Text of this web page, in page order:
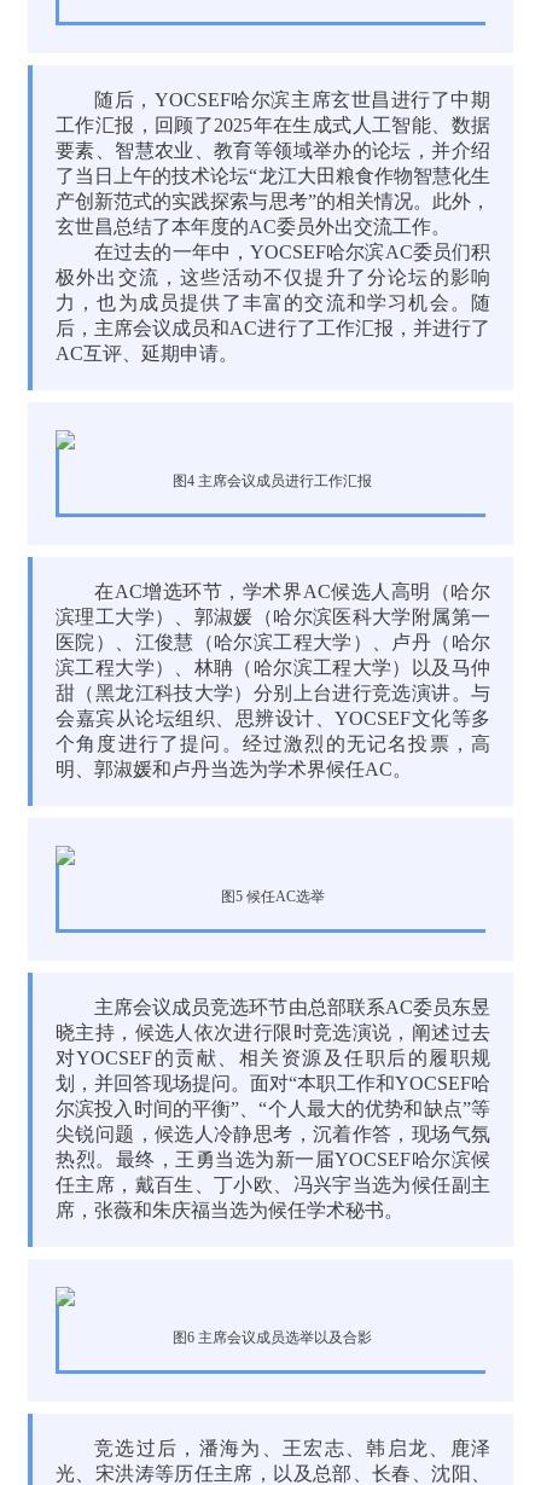
随后，YOCSEF哈尔滨主席玄世昌进行了中期
工作汇报，回顾了2025年在生成式人工智能、数据
要素、智慧农业、教育等领域举办的论坛，并介绍
了当日上午的技术论坛“龙江大田粮食作物智慧化生
产创新范式的实践探索与思考”的相关情况。此外，
玄世昌总结了本年度的AC委员外出交流工作。
在过去的一年中，YOCSEF哈尔滨AC委员们积
极外出交流，这些活动不仅提升了分论坛的影响
力，也为成员提供了丰富的交流和学习机会。随
后，主席会议成员和AC进行了工作汇报，并进行了
AC互评、延期申请。
图4 主席会议成员进行工作汇报
在AC增选环节，学术界AC候选人高明（哈尔
滨理工大学）、郭淑媛（哈尔滨医科大学附属第一
医院）、江俊慧（哈尔滨工程大学）、卢丹（哈尔
滨工程大学）、林聃（哈尔滨工程大学）以及马仲
甜（黑龙江科技大学）分别上台进行竞选演讲。与
会嘉宾从论坛组织、思辨设计、YOCSEF文化等多
个角度进行了提问。经过激烈的无记名投票，高
明、郭淑媛和卢丹当选为学术界候任AC。
图5 候任AC选举
主席会议成员竞选环节由总部联系AC委员东昱
晓主持，候选人依次进行限时竞选演说，阐述过去
对YOCSEF的贡献、相关资源及任职后的履职规
划，并回答现场提问。面对“本职工作和YOCSEF哈
尔滨投入时间的平衡”、“个人最大的优势和缺点”等
尖锐问题，候选人冷静思考，沉着作答，现场气氛
热烈。最终，王勇当选为新一届YOCSEF哈尔滨候
任主席，戴百生、丁小欧、冯兴宇当选为候任副主
席，张薇和朱庆福当选为候任学术秘书。
图6 主席会议成员选举以及合影
竞选过后，潘海为、王宏志、韩启龙、鹿泽
光、宋洪涛等历任主席，以及总部、长春、沈阳、